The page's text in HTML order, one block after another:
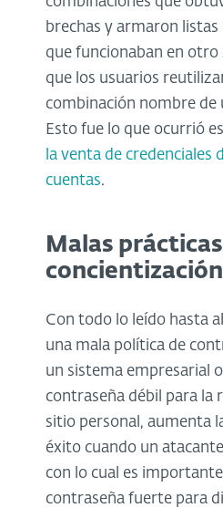
brechas y armaron listas
que funcionaban en otro
que los usuarios
combinación nombre de
Esto fue lo que ocurrió
la venta de credenciales
cuentas.
Malas
Con todo lo leído hasta
una mala política de
un sistema empresarial
contraseña débil para la
sitio personal, aumenta
éxito cuando un
con lo cual es
contraseña fuerte para